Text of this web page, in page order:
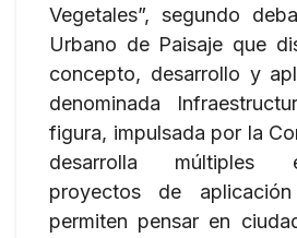
Vegetales”, segundo
Urbano de Paisaje que
concepto, desarrollo y
denominada
figura, impulsada por la
desarrolla múltiples
proyectos de
permiten pensar en